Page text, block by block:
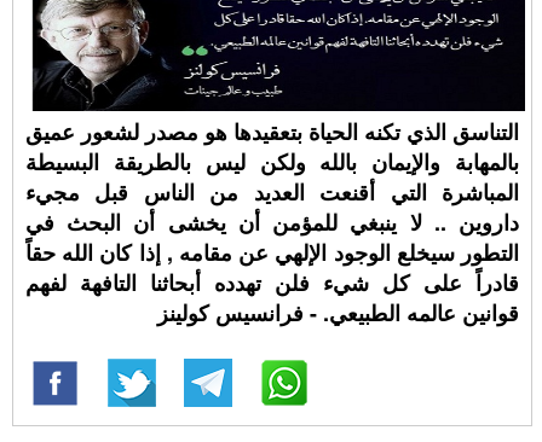
التناسق الذي تكنه الحياة بتعقيدها هو مصدر لشعور عميق
بالمهابة والإيمان بالله ولكن ليس بالطريقة البسيطة
المباشرة التي أقنعت العديد من الناس قبل مجيء
داروين .. لا ينبغي للمؤمن أن يخشى أن البحث في
التطور سيخلع الوجود الإلهي عن مقامه , إذا كان الله حقاً
قادراً على كل شيء فلن تهدده أبحاثنا التافهة لفهم
قوانين عالمه الطبيعي. - فرانسيس كولينز